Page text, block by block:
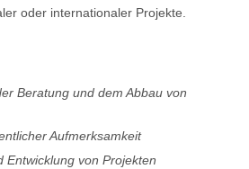
oder internationaler Projekte.
Beratung und dem Abbau von
Aufmerksamkeit
Entwicklung von Projekten